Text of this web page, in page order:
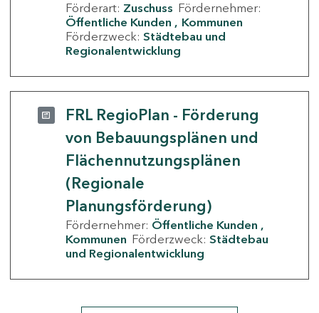
Förderart: Zuschuss Fördernehmer:
Öffentliche Kunden
Kommunen
Förderzweck: Städtebau und
Regionalentwicklung
FRL RegioPlan - Förderung
von Bebauungsplänen und
Flächennutzungsplänen
(Regionale
Planungsförderung)
Fördernehmer: Öffentliche Kunden
Kommunen Förderzweck: Städtebau
und Regionalentwicklung